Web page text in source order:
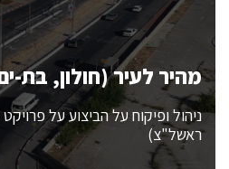
מהיר לעיר (חולון,
ניהול ופיקוח על הביצוע על
ראשל"צ)